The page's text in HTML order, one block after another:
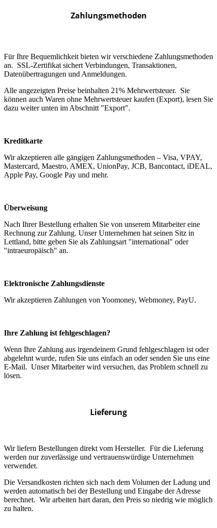
Zahlungsmethoden
Für Ihre Bequemlichkeit bieten wir verschiedene Zahlungsmethoden
an. SSL-Zertifikat sichert Verbindungen, Transaktionen,
Datenübertragungen und Anmeldungen.
Alle angezeigten Preise beinhalten 21% Mehrwertsteuer. Sie
können auch Waren ohne Mehrwertsteuer kaufen (Export), lesen Sie
dazu weiter unten im Abschnitt "Export".
Kreditkarte
Wir akzeptieren alle gängigen Zahlungsmethoden – Visa, VPAY,
Mastercard, Maestro, AMEX, UnionPay, JCB, Bancontact, iDEAL,
Apple Pay, Google Pay und mehr.
Überweisung
Nach Ihrer Bestellung erhalten Sie von unserem Mitarbeiter eine
Rechnung zur Zahlung. Unser Unternehmen hat seinen Sitz in
Lettland, bitte geben Sie als Zahlungsart "international" oder
"intraeuropäisch" an.
Elektronische Zahlungsdienste
Wir akzeptieren Zahlungen von Yoomoney, Webmoney, PayU.
Ihre Zahlung ist fehlgeschlagen?
Wenn Ihre Zahlung aus irgendeinem Grund fehlgeschlagen ist oder
abgelehnt wurde, rufen Sie uns einfach an oder senden Sie uns eine
E-Mail. Unser Mitarbeiter wird versuchen, das Problem schnell zu
lösen.
Lieferung
Wir liefern Bestellungen direkt vom Hersteller. Für die Lieferung
werden nur zuverlässige und vertrauenswürdige Unternehmen
verwendet.
Die Versandkosten richten sich nach dem Volumen der Ladung und
werden automatisch bei der Bestellung und Eingabe der Adresse
berechnet. Wir arbeiten hart daran, den Preis so niedrig wie möglich
zu halten.